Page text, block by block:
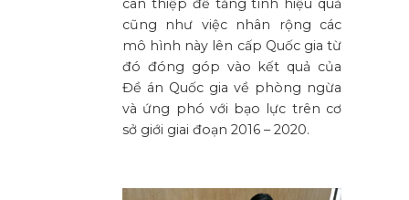
can thiệp để tăng tính hiệu quả
cũng như việc nhân rộng các
mô hình này lên cấp Quốc gia từ
đó đóng góp vào kết quả của
Đề án Quốc gia về phòng ngừa
và ứng phó với bạo lực trên cơ
sở giới giai đoạn 2016 – 2020.